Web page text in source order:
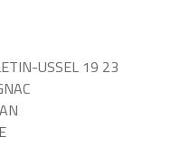
USSEL 19 23